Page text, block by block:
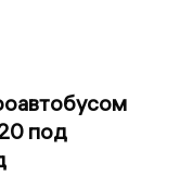
под